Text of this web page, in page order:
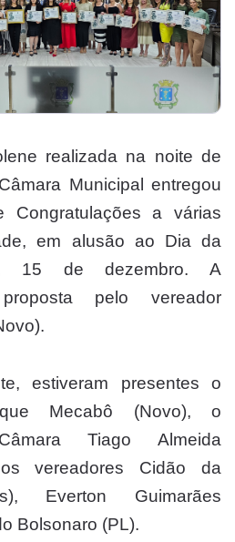
realizada na noite de
Municipal entregou
a várias
em alusão ao Dia da
15 de dezembro. A
pelo vereador
estiveram presentes o
Mecabô (Novo), o
Tiago Almeida
vereadores Cidão da
Everton Guimarães
Bolsonaro (PL).